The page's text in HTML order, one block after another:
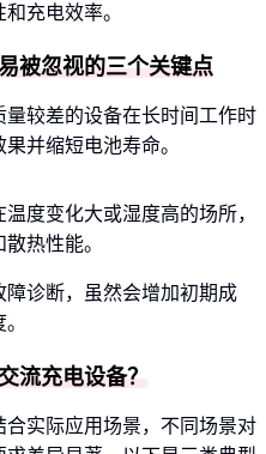
充电效率。
被忽视的三个关键点
较差的设备在长时间工作时
并缩短电池寿命。
度变化大或湿度高的场所，
热性能。
诊断，虽然会增加初期成
流充电设备？
实际应用场景，不同场景对